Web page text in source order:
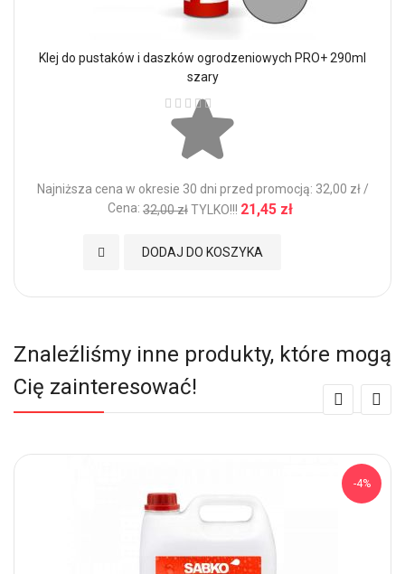
Klej do pustaków i daszków ogrodzeniowych PRO+ 290ml
szary
Ocena:
Najniższa cena w okresie 30 dni przed promocją: 32,00 zł /
Cena: 32,00 złTYLKO!!! 21,45 zł
DODAJ DO KOSZYKA
Dodaj do Ulubionych
Znaleźliśmy inne produkty, które mogą
Cię zainteresować!
-4%